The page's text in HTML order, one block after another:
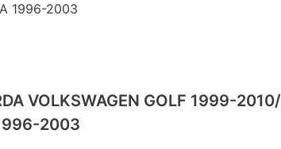
1996-2003
VOLKSWAGEN GOLF 1999-
2003